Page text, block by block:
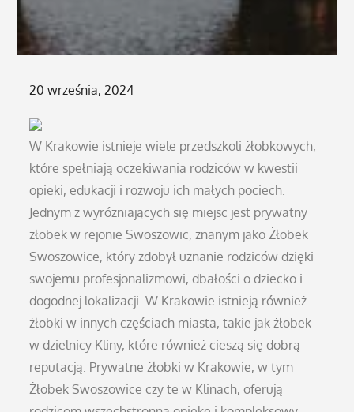
Posted
20 września, 2024
W Krakowie istnieje wiele przedszkoli żłobkowych,
które spełniają oczekiwania rodziców w kwestii
opieki, edukacji i rozwoju ich małych pociech.
Jednym z wyróżniających się miejsc jest prywatny
żłobek w rejonie Swoszowic, znanym jako Żłobek
Swoszowice, który zdobył uznanie rodziców dzięki
swojemu profesjonalizmowi, dbałości o dziecko i
dogodnej lokalizacji. W Krakowie istnieją również
żłobki w innych częściach miasta, takie jak żłobek
w dzielnicy Kliny, które również cieszą się dobrą
reputacją. Prywatne żłobki w Krakowie, w tym
Żłobek Swoszowice czy te w Klinach, oferują